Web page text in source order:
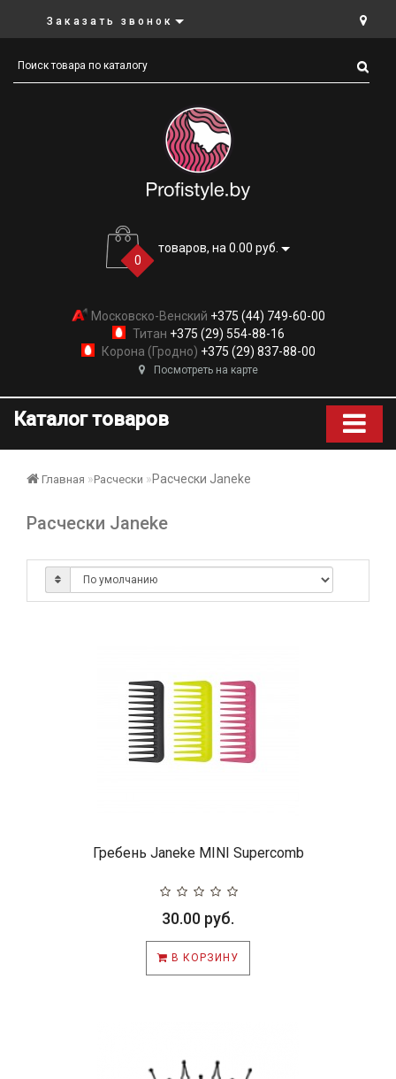
Заказать звонок
0
товаров, на 0.00 руб.
Московско-Венский +375 (44) 749-60-00
Титан +375 (29) 554-88-16
Корона (Гродно) +375 (29) 837-88-00
Посмотреть на карте
Каталог товаров
Главная Расчески Расчески Janeke
Расчески Janeke
Гребень Janeke MINI Supercomb
30.00 руб.
В КОРЗИНУ